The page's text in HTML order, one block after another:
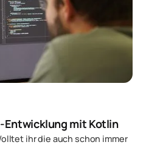
Entwicklung mit Kotlin
ihr die auch schon immer